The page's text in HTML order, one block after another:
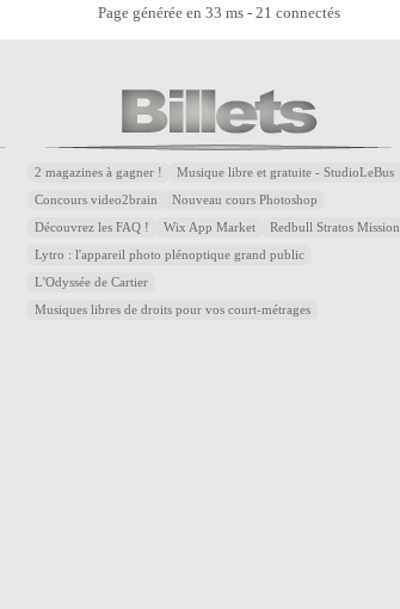
Page générée en 33 ms - 21 connectés
2 magazines à gagner ! Musique libre et gratuite - StudioLeBus
Concours video2brain Nouveau cours Photoshop
Découvrez les FAQ ! Wix App Market Redbull Stratos Mission
Lytro : l'appareil photo plénoptique grand public
L'Odyssée de Cartier
Musiques libres de droits pour vos court-métrages